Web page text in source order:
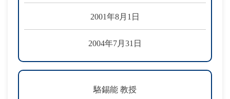
2001年8月1日
2004年7月31日
駱錫能 教授